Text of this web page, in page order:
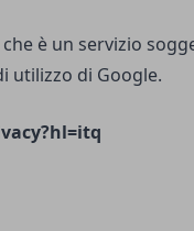
che è un servizio
utilizzo di Google.